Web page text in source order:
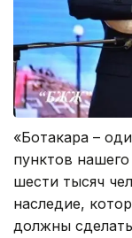
«Ботакара –
пунктов
шести тысяч
наследие,
должны